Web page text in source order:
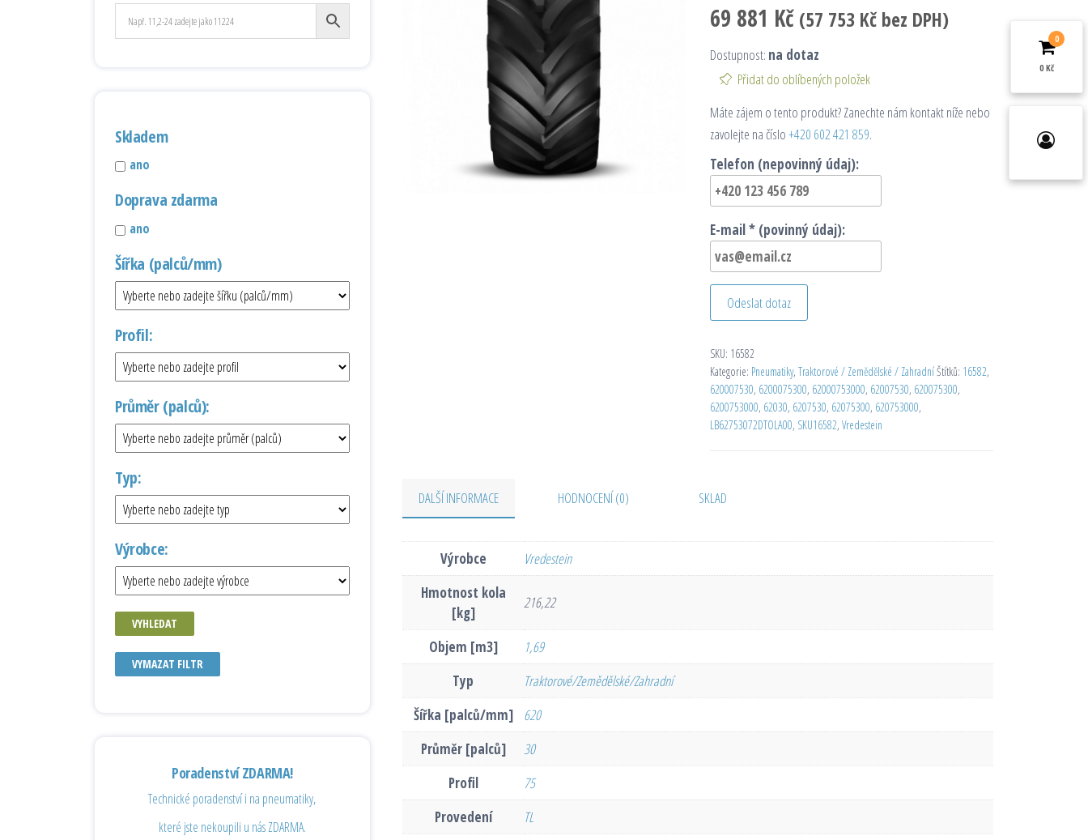
69 881 Kč (57 753 Kčbez DPH)
Dostupnost: na dotaz
Přidat do oblíbených položek
Máte zájem o tento produkt? Zanechte nám kontakt níže nebo
zavolejte na číslo+420 602 421 859.
Telefon (nepovinný údaj):
E-mail * (povinný údaj):
Odeslat dotaz
SKU: 16582
Kategorie: Pneumatiky, Traktorové / Zemědělské / ZahradníŠtítků: 16582,
620007530, 6200075300, 62000753000, 62007530, 620075300,
6200753000, 62030, 6207530, 62075300, 620753000,
LB62753072DTOLA00, SKU16582, Vredestein
DALŠÍ INFORMACE HODNOCENÍ (0) SKLAD
Výrobce
Vredestein
Hmotnost kola
[kg]
216,22
Objem [m3]
1,69
Typ
Traktorové/Zemědělské/Zahradní
Šířka [palců/mm]
620
Průměr [palců]
30
Profil
75
Provedení
TL
Skladem
ano
Doprava zdarma
ano
Šířka (palců/mm)
Profil:
Průměr (palců):
Typ:
Výrobce:
VYHLEDAT
VYMAZAT FILTR
Poradenství ZDARMA!
Technické poradenství i na pneumatiky,
které jste nekoupili u nás ZDARMA.
0
0 Kč